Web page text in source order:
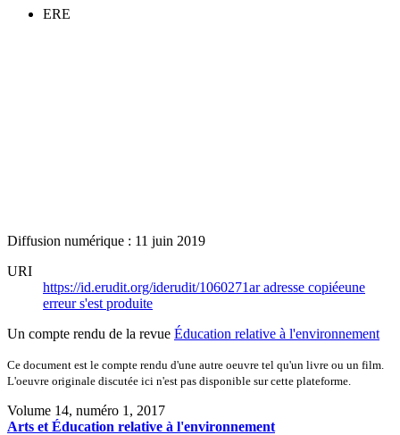
ERE
Diffusion numérique : 11 juin 2019
URI
https://id.erudit.org/iderudit/1060271aradresse copiéeune
erreur s'est produite
Un compte rendu de la revue Éducation relative à l'environnement
Ce document est le compte rendu d'une autre oeuvre tel qu'un livre ou un film.
L'oeuvre originale discutée ici n'est pas disponible sur cette plateforme.
Volume 14, numéro 1, 2017
Arts et Éducation relative à l'environnement